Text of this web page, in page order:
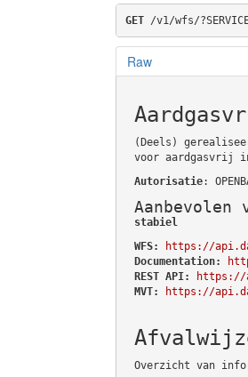
GET /v1/wfs/
Raw
(Deels)
voor aardgasvrij in
Autorisatie:
stabiel
WFS:
https://
Documentation:
REST API:
https://
MVT:
https://
Overzicht van